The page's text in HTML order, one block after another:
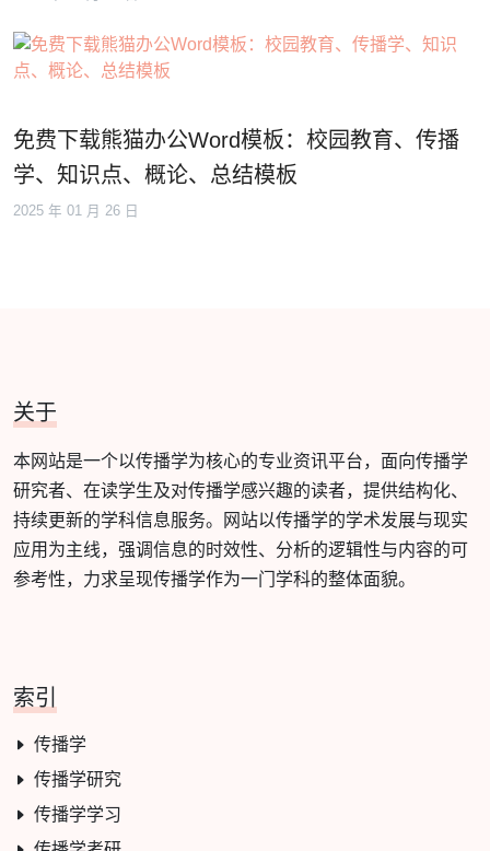
免费下载熊猫办公Word模板：校园教育、传播
学、知识点、概论、总结模板
2025 年 01 月 26 日
关于
本网站是一个以传播学为核心的专业资讯平台，面向传播学
研究者、在读学生及对传播学感兴趣的读者，提供结构化、
持续更新的学科信息服务。网站以传播学的学术发展与现实
应用为主线，强调信息的时效性、分析的逻辑性与内容的可
参考性，力求呈现传播学作为一门学科的整体面貌。
索引
传播学
传播学研究
传播学学习